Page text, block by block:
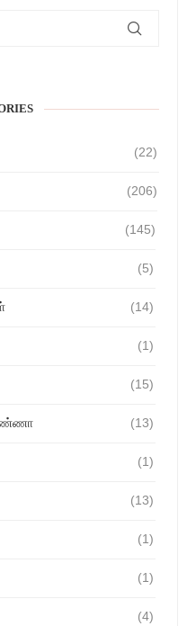
(22)
(206)
(145)
(5)
(14)
(1)
(15)
(13)
(1)
(13)
(1)
(1)
(4)